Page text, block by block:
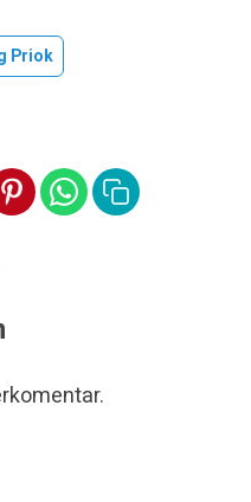
Priok